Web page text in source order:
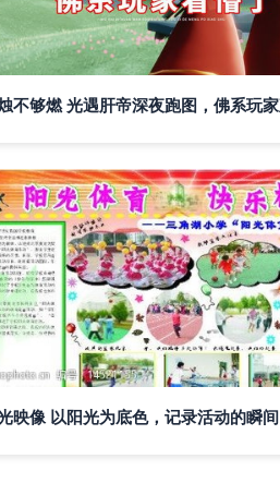
映像 以阳光为底色，记录活动的瞬间